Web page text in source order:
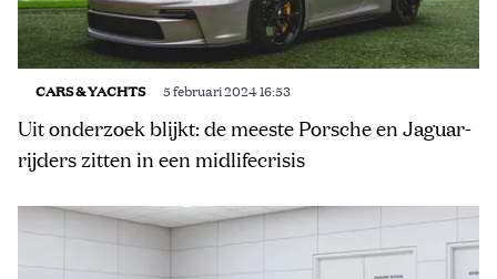
CARS & YACHTS 5 februari 2024 16:53
Uit onderzoek blijkt: de meeste Porsche en Jaguar-
rijders zitten in een midlifecrisis